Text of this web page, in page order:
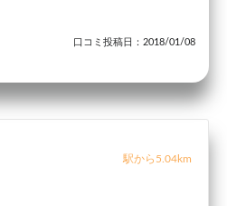
口コミ投稿日：2018/01/08
駅から5.04km